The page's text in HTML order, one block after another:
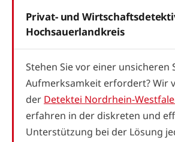
Privat- und
Hochsauerlandkreis
Stehen Sie vor einer unsicheren
Aufmerksamkeit erfordert? Wir
der Detektei Nordrhein-
erfahren in der diskreten und
Unterstützung bei der Lösung